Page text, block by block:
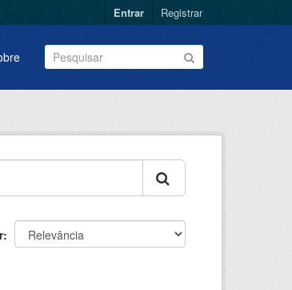
Entrar Registrar